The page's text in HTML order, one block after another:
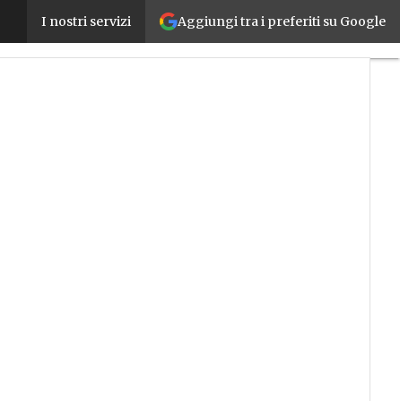
Aggiungi tra i preferiti su Google
I nostri servizi
Siemens e Roboze insieme per promuovere